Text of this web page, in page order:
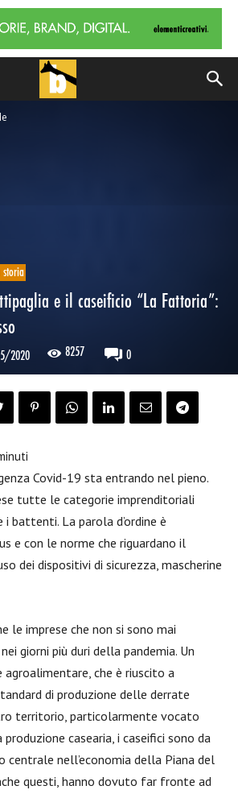
storia
e il caseificio “La Fattoria”:
2020 8257 0
Covid-19 sta entrando nel pieno.
tutte le categorie imprenditoriali
i battenti. La parola d’ordine è
e con le norme che riguardano il
dei dispositivi di sicurezza, mascherine
le imprese che non si sono mai
giorni più duri della pandemia. Un
che è riuscito a
di produzione delle derrate
territorio, particolarmente vocato
casearia, i caseifici sono da
centrale nell’economia della Piana del
questi, hanno dovuto far fronte ad